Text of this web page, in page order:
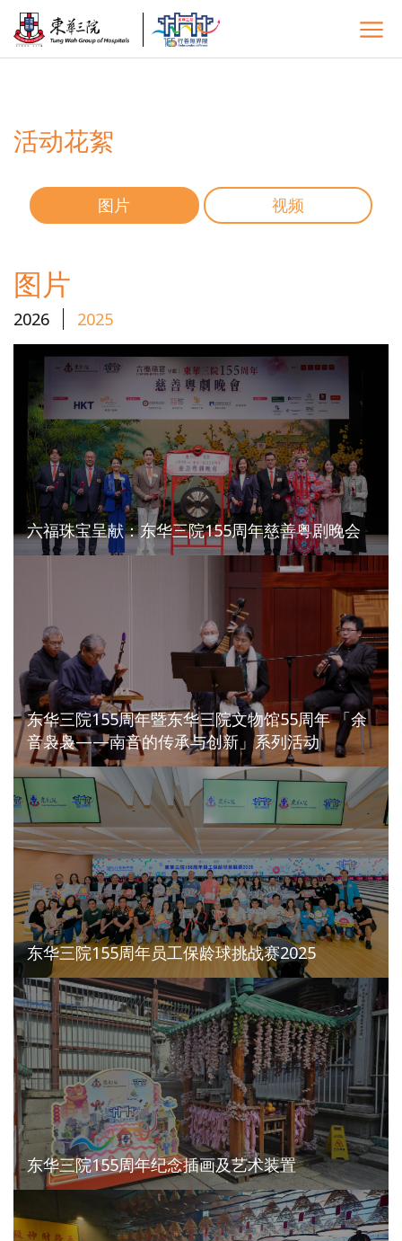
活动花絮
图片 视频
图片
2026 2025
六福珠宝呈献：东华三院155周年慈善粤剧晚会
东华三院155周年暨东华三院文物馆55周年 「余
音袅袅——南音的传承与创新」系列活动
东华三院155周年员工保龄球挑战赛2025
东华三院155周年纪念插画及艺术装置